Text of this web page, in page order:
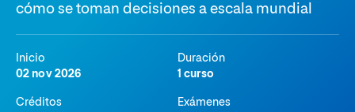
cómo se toman decisiones a escala mundial
Inicio
02 nov 2026
Duración
1 curso
Créditos
Exámenes